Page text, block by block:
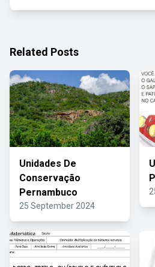
Related Posts
Unidades De
Conservação
Pernambuco
25 September 2024